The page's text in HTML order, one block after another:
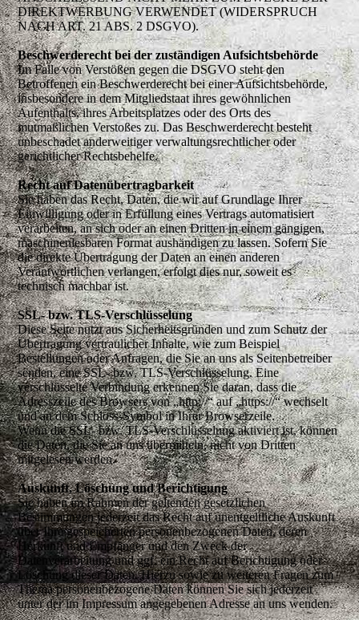
DIREKTWERBUNG VERWENDET (WIDERSPRUCH
NACH ART. 21 ABS. 2 DSGVO).
Beschwerderecht bei der zuständigen Aufsichtsbehörde
Im Falle von Verstößen gegen die DSGVO steht den
Betroffenen ein Beschwerderecht bei einer Aufsichtsbehörde,
insbesondere in dem Mitgliedstaat ihres gewöhnlichen
Aufenthalts, ihres Arbeitsplatzes oder des Orts des
mutmaßlichen Verstoßes zu. Das Beschwerderecht besteht
unbeschadet anderweitiger verwaltungsrechtlicher oder
gerichtlicher Rechtsbehelfe.
Recht auf Datenübertragbarkeit
Sie haben das Recht, Daten, die wir auf Grundlage Ihrer
Einwilligung oder in Erfüllung eines Vertrags automatisiert
verarbeiten, an sich oder an einen Dritten in einem gängigen,
maschinenlesbaren Format aushändigen zu lassen. Sofern Sie
die direkte Übertragung der Daten an einen anderen
Verantwortlichen verlangen, erfolgt dies nur, soweit es
technisch machbar ist.
SSL- bzw. TLS-Verschlüsselung
Diese Seite nutzt aus Sicherheitsgründen und zum Schutz der
Übertragung vertraulicher Inhalte, wie zum Beispiel
Bestellungen oder Anfragen, die Sie an uns als Seitenbetreiber
senden, eine SSL- bzw. TLS-Verschlüsselung. Eine
verschlüsselte Verbindung erkennen Sie daran, dass die
Adresszeile des Browsers von „http://“ auf „https://“ wechselt
und an dem Schloss-Symbol in Ihrer Browserzeile.
Wenn die SSL- bzw. TLS-Verschlüsselung aktiviert ist, können
die Daten, die Sie an uns übermitteln, nicht von Dritten
mitgelesen werden.
Auskunft, Löschung und Berichtigung
Sie haben im Rahmen der geltenden gesetzlichen
Bestimmungen jederzeit das Recht auf unentgeltliche Auskunft
über Ihre gespeicherten personenbezogenen Daten, deren
Herkunft und Empfänger und den Zweck der
Datenverarbeitung und ggf. ein Recht auf Berichtigung oder
Löschung dieser Daten. Hierzu sowie zu weiteren Fragen zum
Thema personenbezogene Daten können Sie sich jederzeit
unter der im Impressum angegebenen Adresse an uns wenden.